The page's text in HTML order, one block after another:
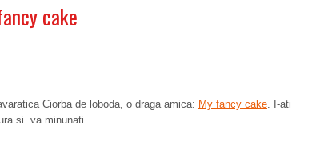
cake
Ciorba de loboda, o draga amica: My fancy cake. I-ati
si va minunati.